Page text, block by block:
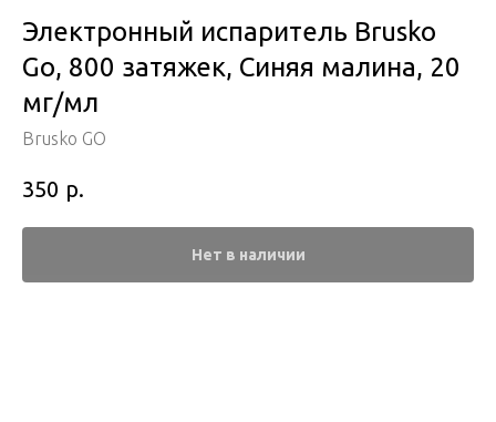
Электронный испаритель Brusko
Go, 800 затяжек, Синяя малина, 20
мг/мл
Brusko GO
350 р.
Нет в наличии